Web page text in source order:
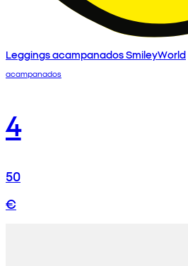
Leggings acampanados SmileyWorld
acampanados
4
50
€